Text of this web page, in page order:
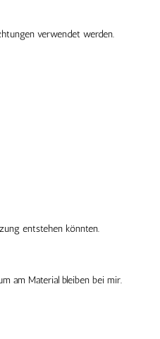
verwendet werden.
entstehen könnten.
am Material bleiben bei mir.